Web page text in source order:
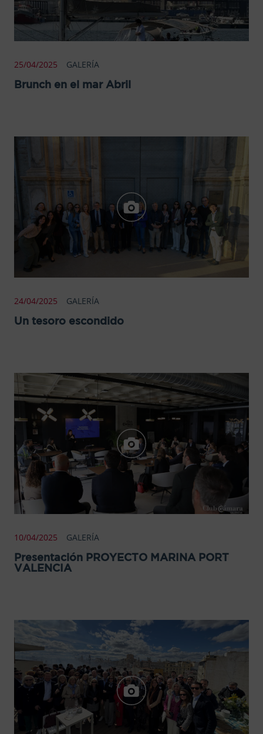
25/04/2025 GALERÍA
Brunch en el mar Abril
24/04/2025 GALERÍA
Un tesoro escondido
10/04/2025 GALERÍA
Presentación PROYECTO MARINA PORT
VALENCIA